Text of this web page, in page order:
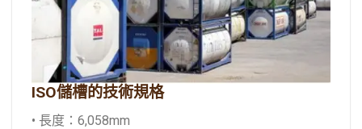
ISO儲槽的技術規格
• 長度：6,058mm